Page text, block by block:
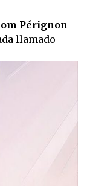
Pérignon
llamado